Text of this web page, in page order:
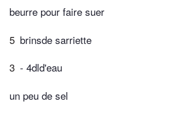
beurre pour faire suer
5 brinsde sarriette
3 - 4dld'eau
un peu de sel